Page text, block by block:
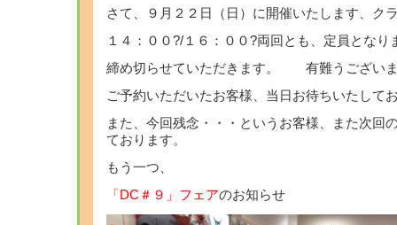
さて、９月２２日（日）に開催いたします、ク
１４：００?/１６：００?両回とも、定員となり
締め切らせていただきます。 有難うござい
ご予約いただいたお客様、当日お待ちいたして
また、今回残念・・・というお客様、また次回
ております。
もう一つ、
「DC＃９」フェアのお知らせ